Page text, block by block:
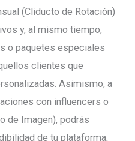
(Cliducto de Rotación)
y, al mismo tiempo,
o paquetes especiales
clientes que
Asimismo, a
con influencers o
de Imagen), podrás
de tu plataforma,